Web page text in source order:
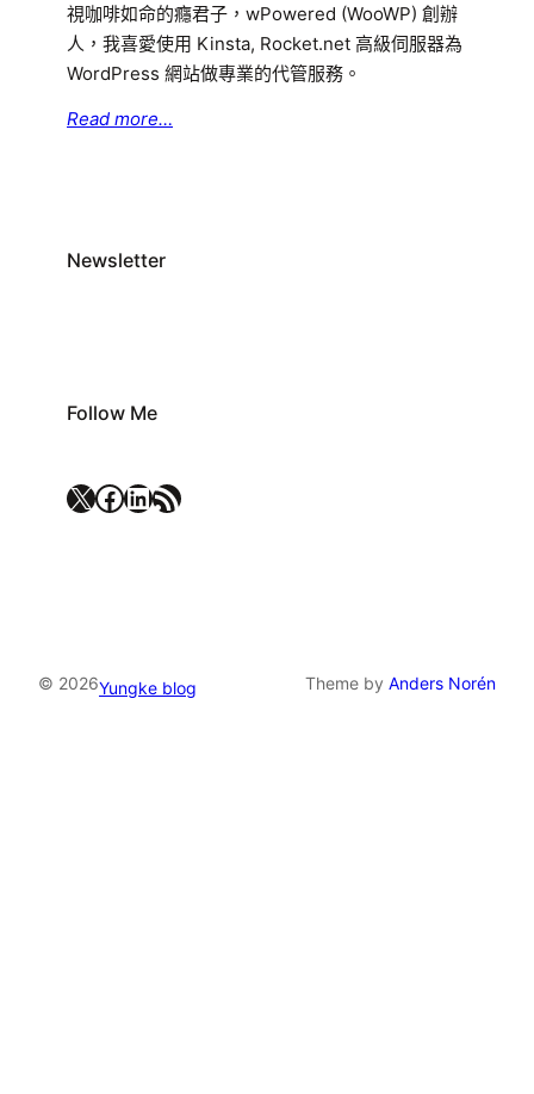
視咖啡如命的癮君子，wPowered (WooWP) 創辦
人，我喜愛使用 Kinsta, Rocket.net 高級伺服器為
WordPress 網站做專業的代管服務。
Read more…
Newsletter
Follow Me
X Facebook LinkedIn RSS 資訊提供
© 2026Yungke blog Theme by Anders Norén